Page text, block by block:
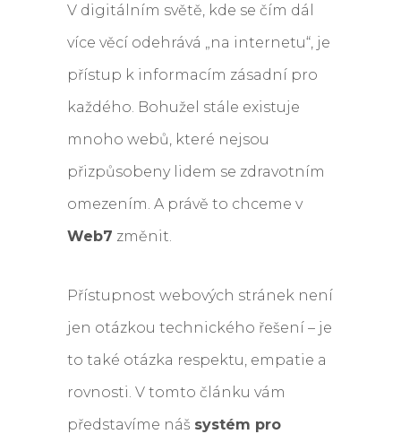
V digitálním světě, kde se čím dál
více věcí odehrává „na internetu“, je
přístup k informacím zásadní pro
každého. Bohužel stále existuje
mnoho webů, které nejsou
přizpůsobeny lidem se zdravotním
omezením. A právě to chceme v
Web7 změnit.
Přístupnost webových stránek není
jen otázkou technického řešení – je
to také otázka respektu, empatie a
rovnosti. V tomto článku vám
představíme náš systém pro